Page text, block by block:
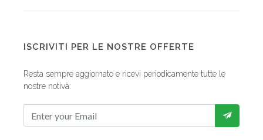
ISCRIVITI PER LE NOSTRE OFFERTE
Resta sempre aggiornato e ricevi periodicamente tutte le
nostre notivà: